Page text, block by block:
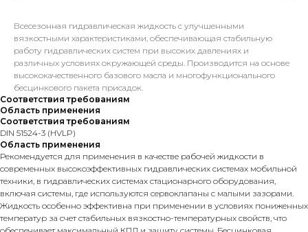
Всесезонная гидравлическая жидкость с улучшенными
вязкостными характеристиками, обеспечивающая стабильную
работу гидравлических систем при высоких давлениях и
различных условиях окружающей среды. Производится на основе
высококачественного базового масла и многофункционального
бесцинкового пакета присадок.
Соответствия требованиям
Область применения
Соответствия требованиям
DIN 51524-3 (HVLP)
Область применения
Рекомендуется для применения в качестве рабочей жидкости в
современных высокоэффективных гидравлических системах мобильной
техники, в гидравлических системах стационарного оборудования,
включая системы, где используются сервоклапаны с малыми зазорами.
Жидкость особенно эффективна при применении в условиях пониженных
температур за счет стабильных вязкостно-температурных свойств, что